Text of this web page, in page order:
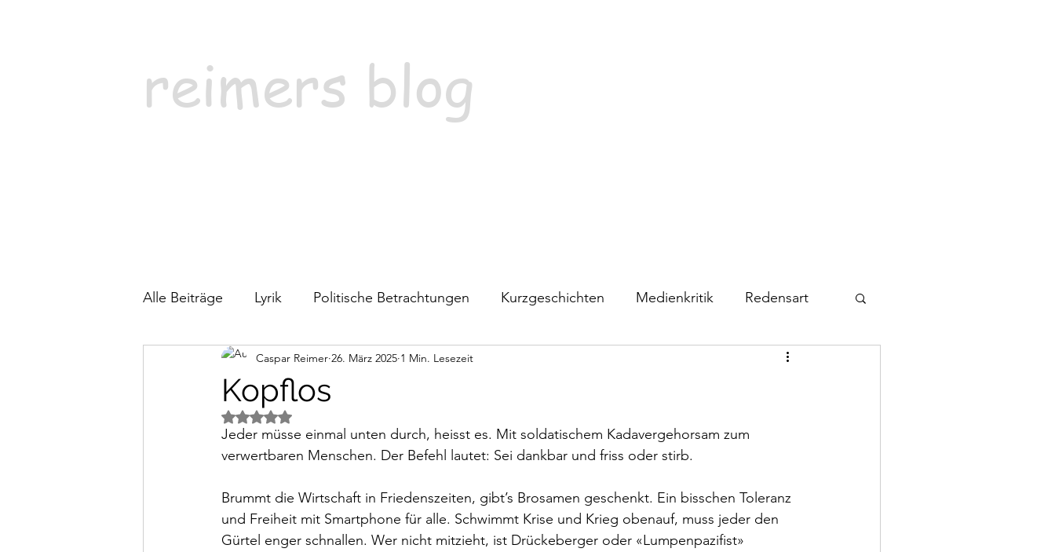
reimers blog
Alle Beiträge Lyrik Politische Betrachtungen Kurzgeschichten Medienkritik Redensart
Alltagsimpressionen Videos Gedanken
Kopflos
Caspar Reimer 26. März 2025 1 Min. Lesezeit
Mit NaN von 5 Sternen bewertet.
Jeder müsse einmal unten durch, heisst es. Mit soldatischem Kadavergehorsam zum
verwertbaren Menschen. Der Befehl lautet: Sei dankbar und friss oder stirb.
Brummt die Wirtschaft in Friedenszeiten, gibt’s Brosamen geschenkt. Ein bisschen Toleranz
und Freiheit mit Smartphone für alle. Schwimmt Krise und Krieg obenauf, muss jeder den
Gürtel enger schnallen. Wer nicht mitzieht, ist Drückeberger oder «Lumpenpazifist»